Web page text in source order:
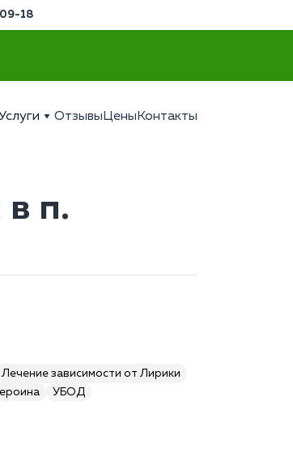
18
Отзывы Цены Контакты
п.
Лечение зависимости от Лирики
УБОД